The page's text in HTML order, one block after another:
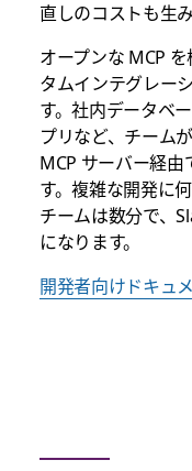
直しのコストも生
オープンな MCP
タムインテグレー
す。社内データベ
プリなど、チーム
MCP サーバー経
す。複雑な開発に
チームは数分で、
になります。
開発者向けドキュ